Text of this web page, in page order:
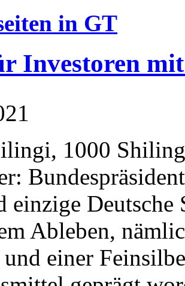
in GT
Investoren
1000
einzige Deutsche
Ableben,
einer